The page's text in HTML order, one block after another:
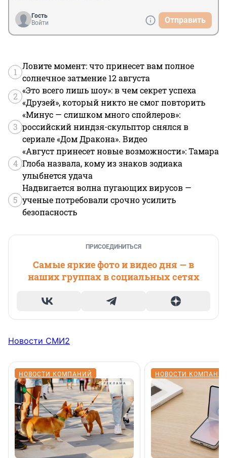
Гость
Войти
Отправить
1
Ловите момент: что принесет вам полное
солнечное затмение 12 августа
2
«Это всего лишь шоу»: в чем секрет успеха
«Друзей», который никто не смог повторить
3
«Минус — слишком много спойлеров»:
российский ниндзя-скульптор снялся в
сериале «Дом Дракона». Видео
4
«Август принесет новые возможности»: Тамара
Глоба назвала, кому из знаков зодиака
улыбнется удача
5
Надвигается волна пугающих вирусов —
ученые потребовали срочно усилить
безопасность
ПРИСОЕДИНИТЬСЯ
Самые яркие фото и видео дня — в
наших группах в социальных сетях
Новости СМИ2
НОВОСТИ КОМПАНИЙ НОВОСТИ